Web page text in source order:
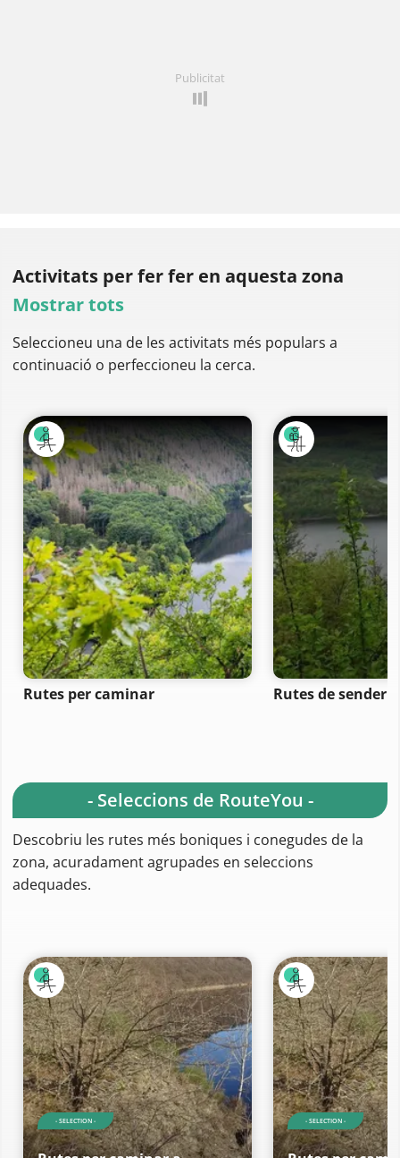
Publicitat
Activitats per ferfer en aquesta zona
Mostrar tots
Seleccioneu una de les activitats més populars a
continuació o perfeccioneu la cerca.
Rutes per caminar Rutes de
- Seleccions de RouteYou -
Descobriu les rutes més boniques i conegudes de la
zona, acuradament agrupades en seleccions
adequades.
- SELECTION - - SELECTION -